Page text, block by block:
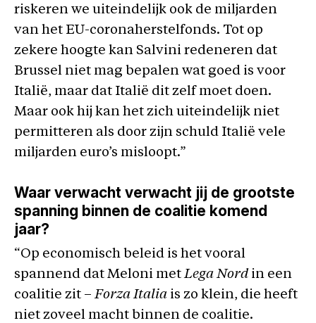
riskeren we uiteindelijk ook de miljarden
van het EU-coronaherstelfonds. Tot op
zekere hoogte kan Salvini redeneren dat
Brussel niet mag bepalen wat goed is voor
Italië, maar dat Italië dit zelf moet doen.
Maar ook hij kan het zich uiteindelijk niet
permitteren als door zijn schuld Italië vele
miljarden euro’s misloopt.”
Waar verwacht verwacht jij de grootste
spanning binnen de coalitie komend
jaar?
“Op economisch beleid is het vooral
spannend dat Meloni metLega Nord in een
coalitie zit –Forza Italia is zo klein, die heeft
niet zoveel macht binnen de coalitie.